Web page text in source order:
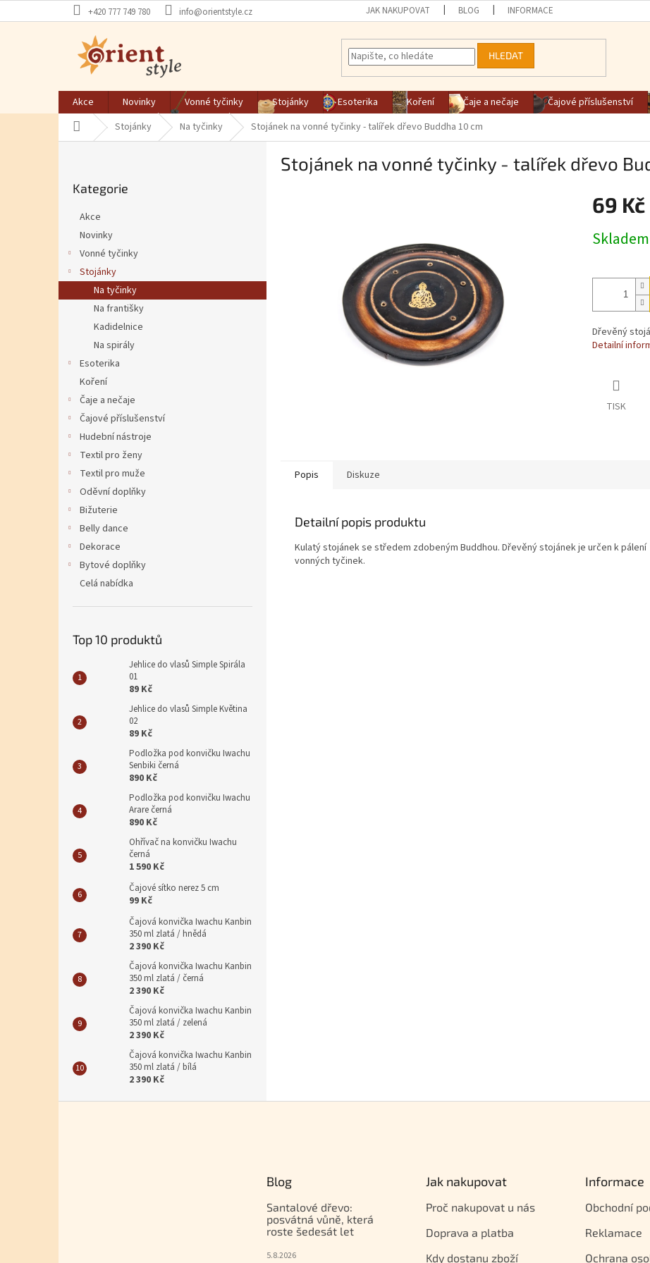
+420 777 749 780 info@orientstyle.cz JAK NAKUPOVAT BLOG INFORMACE
HLEDAT
Akce Novinky Vonné tyčinky Stojánky Esoterika Koření Čaje a nečaje Čajové příslušenství
Domů Stojánky Na tyčinky Stojánek na vonné tyčinky - talířek dřevo Buddha 10 cm
Kategorie
Akce
Novinky
Vonné tyčinky
Stojánky
Na tyčinky
Na františky
Kadidelnice
Na spirály
Esoterika
Koření
Čaje a nečaje
Čajové příslušenství
Hudební nástroje
Textil pro ženy
Textil pro muže
Oděvní doplňky
Bižuterie
Belly dance
Dekorace
Bytové doplňky
Celá nabídka
Top 10 produktů
Jehlice do vlasů Simple Spirála
01
89 Kč
Jehlice do vlasů Simple Květina
02
89 Kč
Podložka pod konvičku Iwachu
Senbiki černá
890 Kč
Podložka pod konvičku Iwachu
Arare černá
890 Kč
Ohřívač na konvičku Iwachu
černá
1 590 Kč
Čajové sítko nerez 5 cm
99 Kč
Čajová konvička Iwachu Kanbin
350 ml zlatá / hnědá
2 390 Kč
Čajová konvička Iwachu Kanbin
350 ml zlatá / černá
2 390 Kč
Čajová konvička Iwachu Kanbin
350 ml zlatá / zelená
2 390 Kč
Čajová konvička Iwachu Kanbin
350 ml zlatá / bílá
2 390 Kč
Stojánek na vonné tyčinky - talířek dřevo
69 Kč
Skladem
Dřevěný
Detailní
TISK
Popis Diskuze
Detailní popis produktu
Kulatý stojánek se středem zdobeným Buddhou. Dřevěný stojánek je určen k pálení
vonných tyčinek.
Blog
Santalové dřevo:
posvátná vůně, která
roste šedesát let
5.8.2026
Jak nakupovat
Proč nakupovat u nás
Doprava a platba
Kdy dostanu zboží
Informace
Obchodní
Reklamace
Ochrana